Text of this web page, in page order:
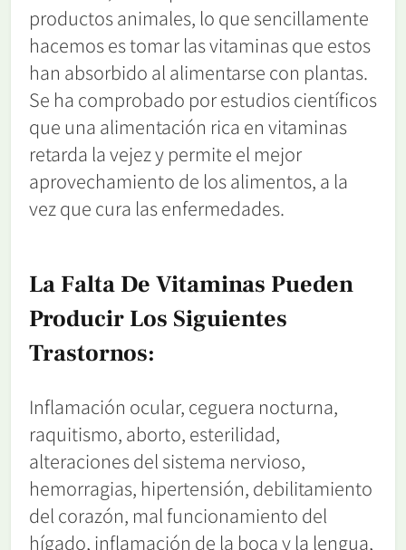
productos animales, lo que sencillamente
hacemos es tomar las vitaminas que estos
han absorbido al alimentarse con plantas.
Se ha comprobado por estudios científicos
que una alimentación rica en vitaminas
retarda la vejez y permite el mejor
aprovechamiento de los alimentos, a la
vez que cura las enfermedades.
La Falta De Vitaminas Pueden
Producir Los Siguientes
Trastornos:
Inflamación ocular, ceguera nocturna,
raquitismo, aborto, esterilidad,
alteraciones del sistema nervioso,
hemorragias, hipertensión, debilitamiento
del corazón, mal funcionamiento del
hígado, inflamación de la boca y la lengua,